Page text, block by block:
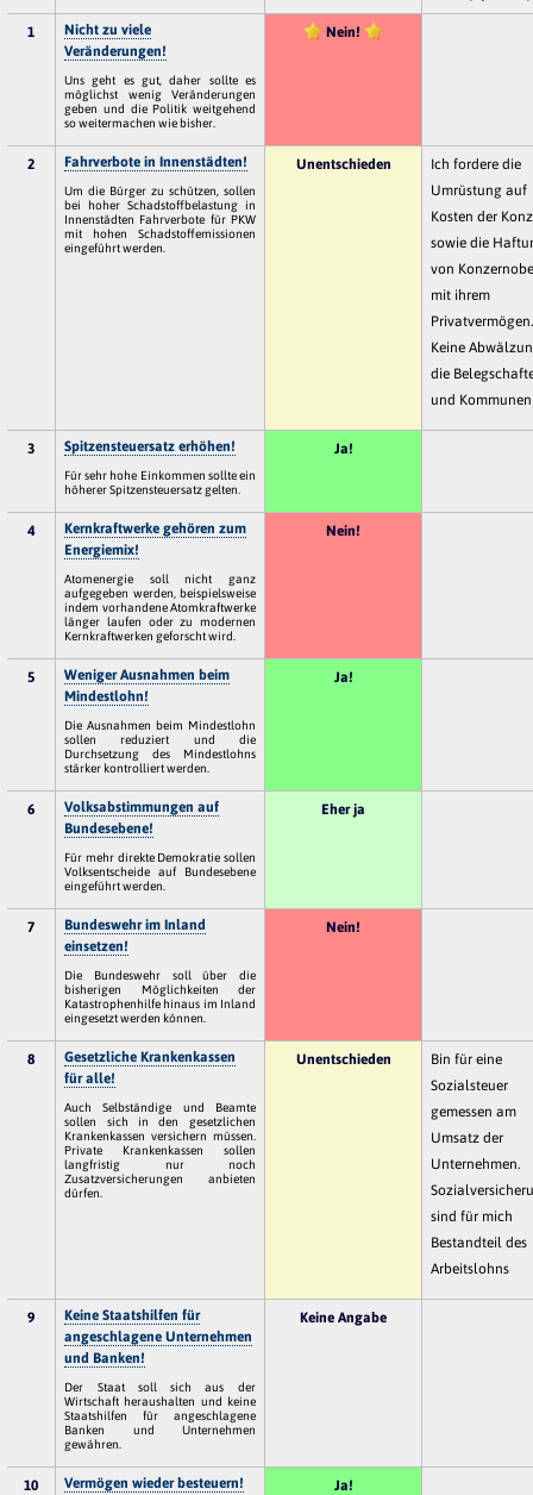
1
Nicht zu viele
Veränderungen!
Uns geht es gut, daher sollte es
möglichst wenig Veränderungen
geben und die Politik weitgehend
so weitermachen wie bisher.
Nein!
2 Fahrverbote in Innenstädten!
Um die Bürger zu schützen, sollen
bei hoher Schadstoffbelastung in
Innenstädten Fahrverbote für PKW
mit hohen Schadstoffemissionen
eingeführt werden.
Unentschieden
Ich fordere die
Umrüstung auf
Kosten der
sowie die
von
mit ihrem
Privatvermögen.
Keine
die
und Kommunen
3 Spitzensteuersatz erhöhen!
Für sehr hohe Einkommen sollte ein
höherer Spitzensteuersatz gelten.
Ja!
4
Kernkraftwerke gehören zum
Energiemix!
Atomenergie soll nicht ganz
aufgegeben werden, beispielsweise
indem vorhandene Atomkraftwerke
länger laufen oder zu modernen
Kernkraftwerken geforscht wird.
Nein!
5
Weniger Ausnahmen beim
Mindestlohn!
Die Ausnahmen beim Mindestlohn
sollen reduziert und die
Durchsetzung des Mindestlohns
stärker kontrolliert werden.
Ja!
6
Volksabstimmungen auf
Bundesebene!
Für mehr direkte Demokratie sollen
Volksentscheide auf Bundesebene
eingeführt werden.
Eher ja
7
Bundeswehr im Inland
einsetzen!
Die Bundeswehr soll über die
bisherigen Möglichkeiten der
Katastrophenhilfe hinaus im Inland
eingesetzt werden können.
Nein!
8
Gesetzliche Krankenkassen
für alle!
Auch Selbständige und Beamte
sollen sich in den gesetzlichen
Krankenkassen versichern müssen.
Private Krankenkassen sollen
langfristig nur noch
Zusatzversicherungen anbieten
dürfen.
Unentschieden
Bin für eine
Sozialsteuer
gemessen am
Umsatz der
Unternehmen.
sind für mich
Bestandteil des
Arbeitslohns
9
Keine Staatshilfen für
angeschlagene Unternehmen
und Banken!
Der Staat soll sich aus der
Wirtschaft heraushalten und keine
Staatshilfen für angeschlagene
Banken und Unternehmen
gewähren.
Keine Angabe
10 Vermögen wieder besteuern! Ja!